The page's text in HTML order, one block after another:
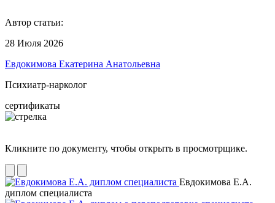
Автор статьи:
28 Июля 2026
Евдокимова Екатерина Анатольевна
Психиатр-нарколог
сертификаты
Кликните по документу, чтобы открыть в просмотрщике.
Евдокимова Е.А.
диплом специалиста